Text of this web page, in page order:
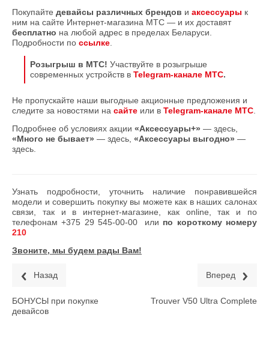
Покупайте девайсы различных брендов и аксессуары к
ним на сайте Интернет-магазина МТС — и их доставят
бесплатно на любой адрес в пределах Беларуси.
Подробности по ссылке.
Розыгрыш в МТС! Участвуйте в розыгрыше
современных устройств в Telegram-канале МТС.
Не пропускайте наши выгодные акционные предложения и
следите за новостями на сайте или в Telegram-канале МТС.
Подробнее об условиях акции «Аксессуары+» — здесь,
«Много не бывает» — здесь, «Аксессуары выгодно» —
здесь.
Узнать подробности, уточнить наличие понравившейся
модели и совершить покупку вы можете как в наших салонах
связи, так и в интернет-магазине, как online, так и по
телефонам+375 29 545-00-00 или по короткому номеру
210
Звоните, мы будем рады Вам!
Назад
БОНУСЫ при покупке
девайсов
Вперед
Trouver V50 Ultra Complete